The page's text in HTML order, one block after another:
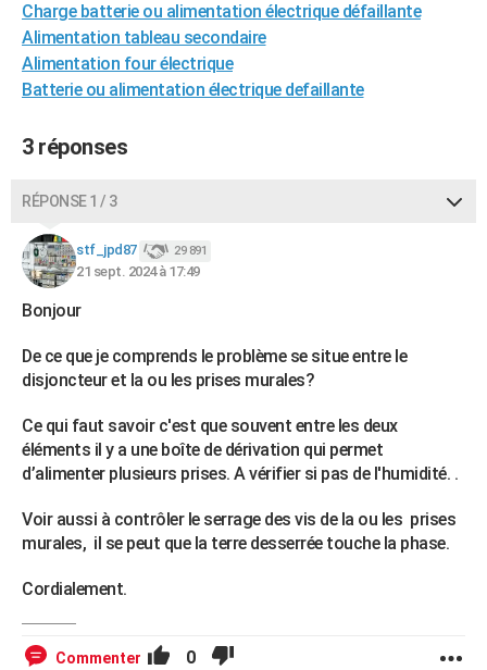
Charge batterie ou alimentation électrique défaillante
Alimentation tableau secondaire
Alimentation four électrique
Batterie ou alimentation électrique defaillante
3 réponses
RÉPONSE 1 / 3
stf_jpd87 29 891
21 sept. 2024 à 17:49
Bonjour
De ce que je comprends le problème se situe entre le
disjoncteur et la ou les prises murales?
Ce qui faut savoir c'est que souvent entre les deux
éléments il y a une boîte de dérivation qui permet
d’alimenter plusieurs prises. A vérifier si pas de l'humidité. .
Voir aussi à contrôler le serrage des vis de la ou les prises
murales, il se peut que la terre desserrée touche la phase.
Cordialement.
Commenter 0